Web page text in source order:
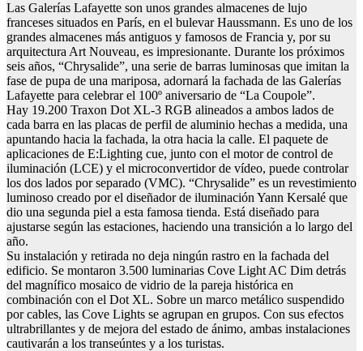
Las Galerías Lafayette son unos grandes almacenes de lujo
franceses situados en París, en el bulevar Haussmann. Es uno de los
grandes almacenes más antiguos y famosos de Francia y, por su
arquitectura Art Nouveau, es impresionante. Durante los próximos
seis años, “Chrysalide”, una serie de barras luminosas que imitan la
fase de pupa de una mariposa, adornará la fachada de las Galerías
Lafayette para celebrar el 100º aniversario de “La Coupole”.
Hay 19.200 Traxon Dot XL-3 RGB alineados a ambos lados de
cada barra en las placas de perfil de aluminio hechas a medida, una
apuntando hacia la fachada, la otra hacia la calle. El paquete de
aplicaciones de E:Lighting cue, junto con el motor de control de
iluminación (LCE) y el microconvertidor de vídeo, puede controlar
los dos lados por separado (VMC). “Chrysalide” es un revestimiento
luminoso creado por el diseñador de iluminación Yann Kersalé que
dio una segunda piel a esta famosa tienda. Está diseñado para
ajustarse según las estaciones, haciendo una transición a lo largo del
año.
Su instalación y retirada no deja ningún rastro en la fachada del
edificio. Se montaron 3.500 luminarias Cove Light AC Dim detrás
del magnífico mosaico de vidrio de la pareja histórica en
combinación con el Dot XL. Sobre un marco metálico suspendido
por cables, las Cove Lights se agrupan en grupos. Con sus efectos
ultrabrillantes y de mejora del estado de ánimo, ambas instalaciones
cautivarán a los transeúntes y a los turistas.